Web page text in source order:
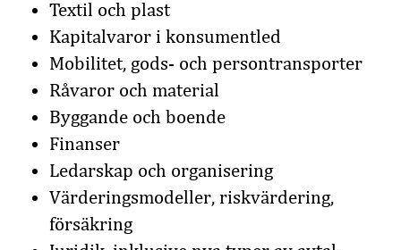
Textil och plast
Kapitalvaror i konsumentled
Mobilitet, gods- och persontransporter
Råvaror och material
Byggande och boende
Finanser
Ledarskap och organisering
Värderingsmodeller, riskvärdering,
försäkring